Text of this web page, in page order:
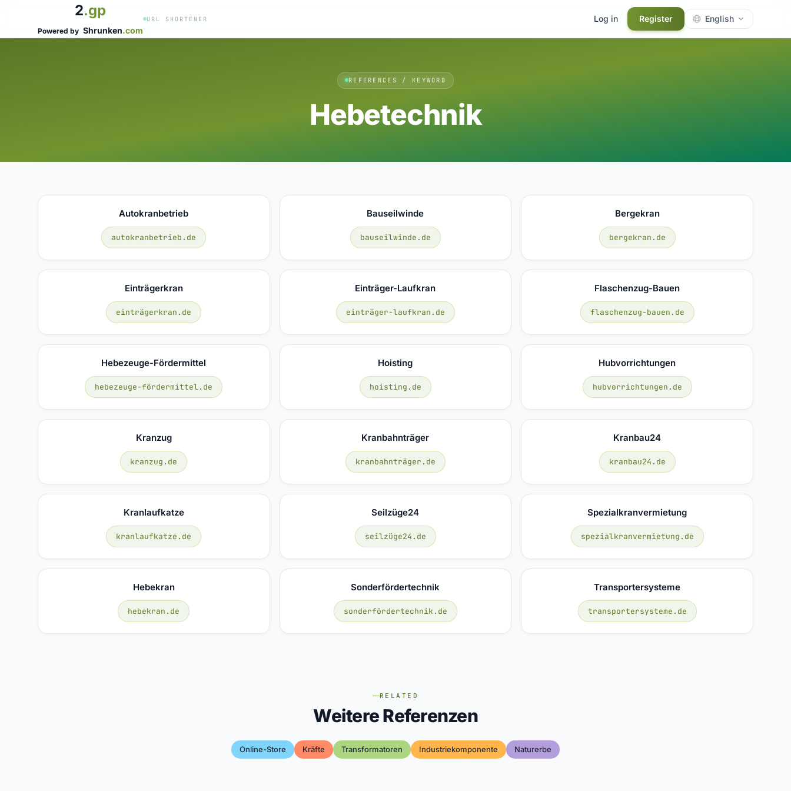
2.gp
Powered by Shrunken.com
URL SHORTENER Log in Register English
REFERENCES / KEYWORD
Hebetechnik
Autokranbetrieb
autokranbetrieb.de
Bauseilwinde
bauseilwinde.de
Bergekran
bergekran.de
Einträgerkran
einträgerkran.de
Einträger-Laufkran
einträger-laufkran.de
Flaschenzug-Bauen
flaschenzug-bauen.de
Hebezeuge-Fördermittel
hebezeuge-fördermittel.de
Hoisting
hoisting.de
Hubvorrichtungen
hubvorrichtungen.de
Kranzug
kranzug.de
Kranbahnträger
kranbahnträger.de
Kranbau24
kranbau24.de
Kranlaufkatze
kranlaufkatze.de
Seilzüge24
seilzüge24.de
Spezialkranvermietung
spezialkranvermietung.de
Hebekran
hebekran.de
Sonderfördertechnik
sonderfördertechnik.de
Transportersysteme
transportersysteme.de
RELATED
Weitere Referenzen
Online-Store Kräfte Transformatoren Industriekomponente Naturerbe